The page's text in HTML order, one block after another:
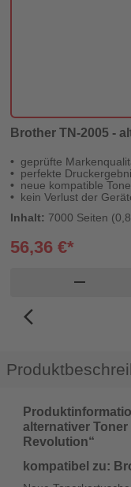
Brother TN-2005 -
geprüfte
perfekte
neue kompatible
kein Verlust der
Inhalt: 7000 Seiten
56,36 €*
remove
arrow_back_ios_new
alternativer Toner
Revolution“
kompatibel zu: